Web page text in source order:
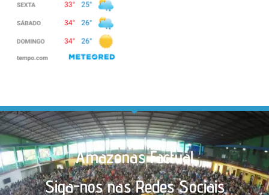
Amazonas Factual
Siga-nos nas Redes Sociais